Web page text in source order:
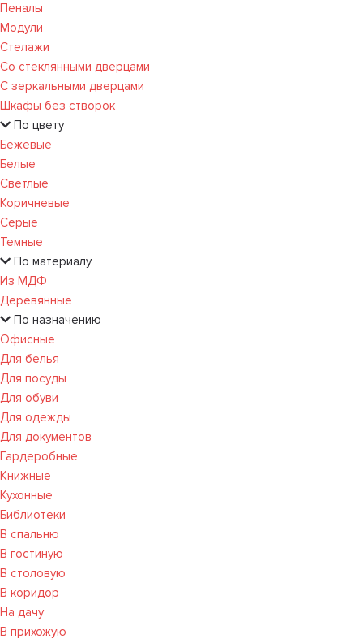
Пеналы
Модули
Стелажи
Со стеклянными дверцами
С зеркальными дверцами
Шкафы без створок
По цвету
Бежевые
Белые
Светлые
Коричневые
Серые
Темные
По материалу
Из МДФ
Деревянные
По назначению
Офисные
Для белья
Для посуды
Для обуви
Для одежды
Для документов
Гардеробные
Книжные
Кухонные
Библиотеки
В спальню
В гостиную
В столовую
В коридор
На дачу
В прихожую